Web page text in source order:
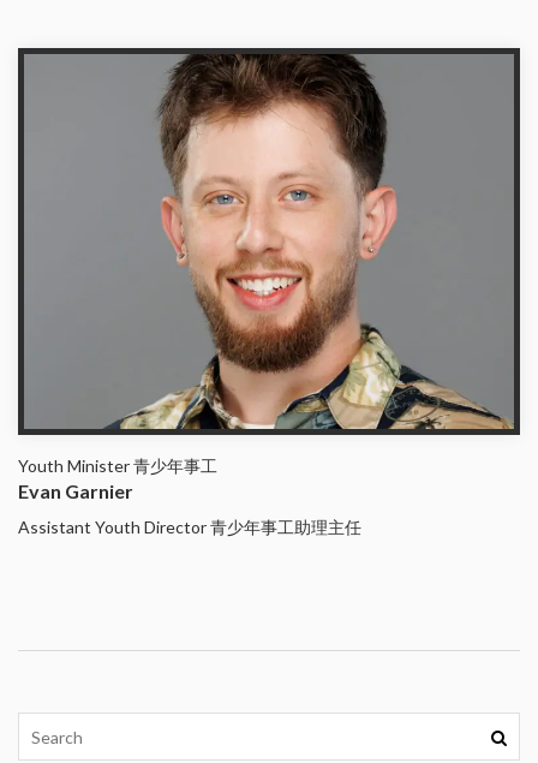
Youth Minister 青少年事工
Evan Garnier
Assistant Youth Director 青少年事工助理主任